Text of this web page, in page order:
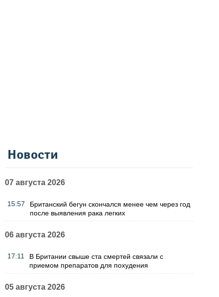
Новости
07 августа 2026
15:57
Британский бегун скончался менее чем через год
после выявления рака легких
06 августа 2026
17:11
В Британии свыше ста смертей связали с
приемом препаратов для похудения
05 августа 2026